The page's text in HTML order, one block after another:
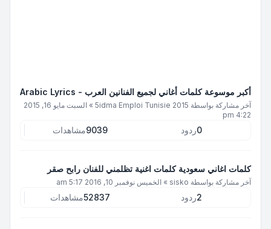
أكبر موسوعة كلمات أغاني لجميع الفنانين العرب - Arabic Lyrics
آخر مشاركة بواسطة 5idma Emploi Tunisie 2015
»
السبت مايو 16, 2015
4:22 pm
0ردود 9039مشاهدات
كلمات اغاني سعودية كلمات اغنية تظلمني للفنان رابح صقر
آخر مشاركة بواسطة sisko
» الخميس نوفمبر 10, 2016 5:17 am
2ردود 52837مشاهدات